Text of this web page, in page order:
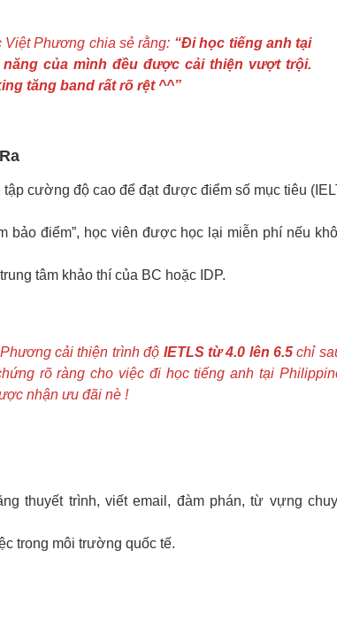
Việt Phương chia sẻ rằng: “Đi học tiếng anh tại
của mình đều được cải thiện vượt trội.
tăng band rất rõ rệt ^^”
cường độ cao để đạt được điểm số mục tiêu
bảo điểm”, học viên được học lại miễn phí nếu
tâm khảo thí của BC hoặc IDP.
cải thiện trình độ IETLS từ 4.0 lên 6.5chỉ
rõ ràng cho việc đi học tiếng anh tại
nhận ưu đãi nè !
thuyết trình, viết email, đàm phán, từ vựng
trong môi trường quốc tế.